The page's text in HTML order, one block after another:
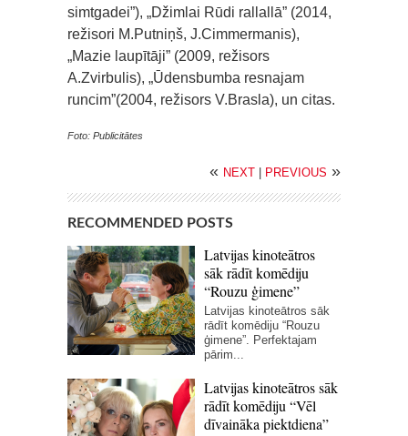
simtgadei”), „Džimlai Rūdi rallallā” (2014,
režisori M.Putniņš, J.Cimmermanis),
„Mazie laupītāji” (2009, režisors
A.Zvirbulis), „Ūdensbumba resnajam
runcim”(2004, režisors V.Brasla), un citas.
Foto: Publicitātes
« NEXT PREVIOUS »
RECOMMENDED POSTS
Latvijas kinoteātros
sāk rādīt komēdiju
“Rouzu ģimene”
Latvijas kinoteātros sāk
rādīt komēdiju “Rouzu
ģimene”. Perfektajam
pārim...
Latvijas kinoteātros sāk
rādīt komēdiju “Vēl
dīvaināka piektdiena”